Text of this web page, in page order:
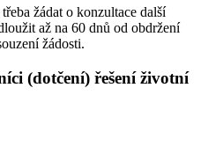
žádat o konzultace další
až na 60 dnů od obdržení
žádosti.
(dotčení) řešení životní